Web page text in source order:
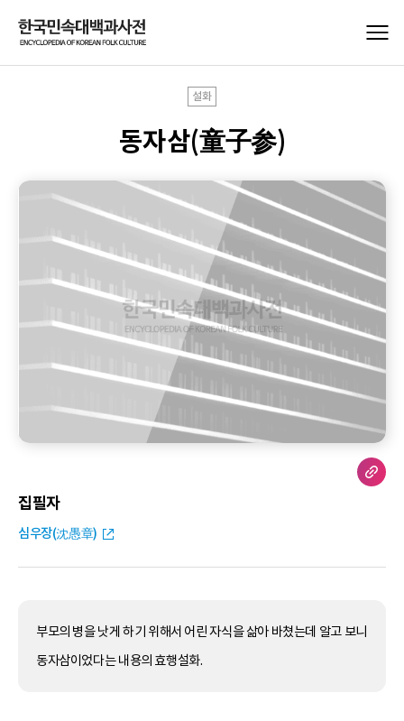
설화
동자삼(童子参)
집필자
심우장(沈愚章)
부모의 병을 낫게 하기 위해서 어린 자식을 삶아 바쳤는데 알고 보니
동자삼이었다는 내용의 효행설화.